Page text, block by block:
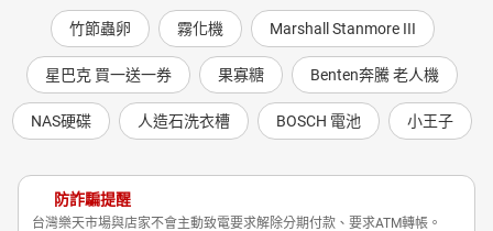
竹節蟲卵 霧化機 Marshall Stanmore III
星巴克 買一送一券 果寡糖 Benten奔騰 老人機
NAS硬碟 人造石洗衣槽 BOSCH 電池 小王子
防詐騙提醒
台灣樂天市場與店家不會主動致電要求解除分期付款、要求ATM轉帳。